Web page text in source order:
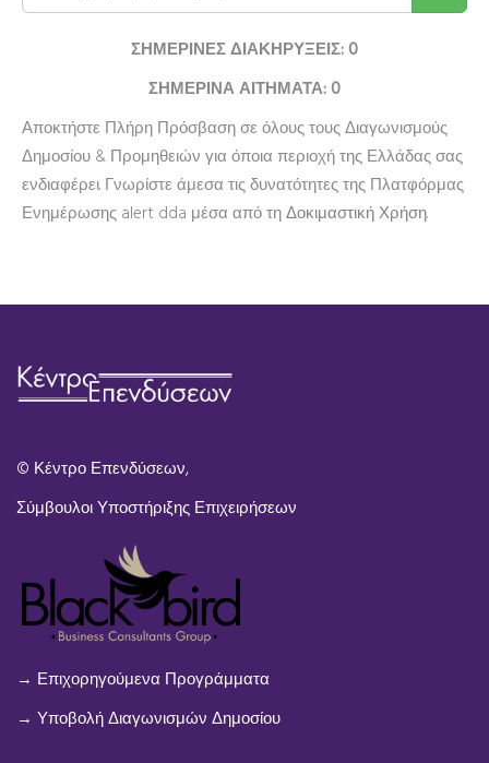
ΣΗΜΕΡΙΝΕΣ ΔΙΑΚΗΡΥΞΕΙΣ: 0
ΣΗΜΕΡΙΝΑ ΑΙΤΗΜΑΤΑ: 0
Αποκτήστε Πλήρη Πρόσβαση σε όλους τους Διαγωνισμούς
Δημοσίου & Προμηθειών για όποια περιοχή της Ελλάδας σας
ενδιαφέρει. Γνωρίστε άμεσα τις δυνατότητες της Πλατφόρμας
Ενημέρωσης alert dda μέσα από τηΔοκιμαστική Χρήση.
© Κέντρο Επενδύσεων,
Σύμβουλοι Υποστήριξης Επιχειρήσεων
→ Επιχορηγούμενα Προγράμματα
→ Υποβολή Διαγωνισμών Δημοσίου